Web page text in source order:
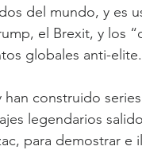
del mundo, y es
el Brexit, y los
globales anti-elite.
construido
legendarios
para demostrar e